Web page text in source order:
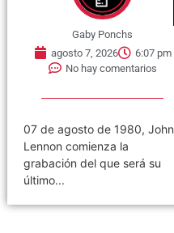
Gaby Ponchs
agosto 7, 2026
6:07 pm
No hay comentarios
07 de agosto de 1980, John
Lennon comienza la
grabación del que será su
último...